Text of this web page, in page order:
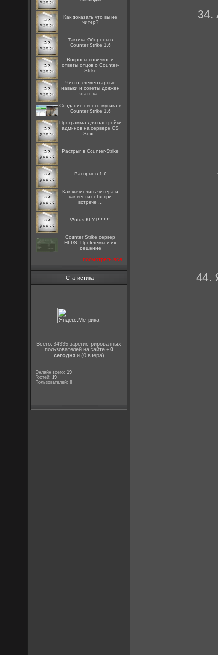
Как доказать что вы не
читер?
Тактика Обороны в
Counter Strike 1.6
Вопросы новичков и
ответы отцов о Counter-
Strike
Чисто элементарные
навыки и советы должен
знать ка...
Создание своего мувика в
Counter Strike 1.6
Программа для настройки
админов на сервере CS
Sour...
Распрыг в Counter-Strike
Распрыг в 1.6
Как вычислить читера и
как вести себя при
встрече ...
V!ntus КРУТ!!!!!!!!!
Counter Strike сервер
HLDS: Проблемы и их
решение
посмотреть все
Статистика
Всего: 34335 зарегистрированных
пользователей на сайте + 0
сегодняи (0 вчера)
Онлайн всего:19
Гостей:19
Пользователей:0
34.
44.